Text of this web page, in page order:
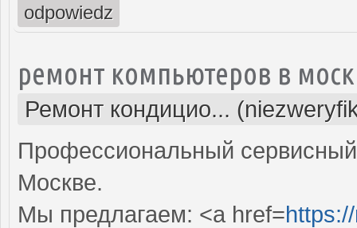
odpowiedz
ремонт компьютеров в
Ремонт кондицио...
Профессиональный
Москве.
Мы предлагаем: <a href=